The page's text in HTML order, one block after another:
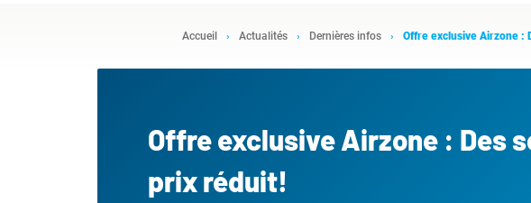
Accueil Actualités Dernières infos Offre exclusive Airzone :
Offre exclusive Airzone : Des
prix réduit!